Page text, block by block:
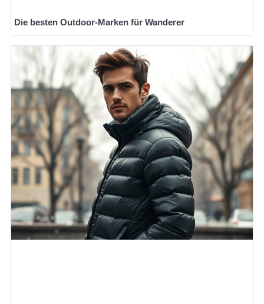
Die besten Outdoor-Marken für Wanderer